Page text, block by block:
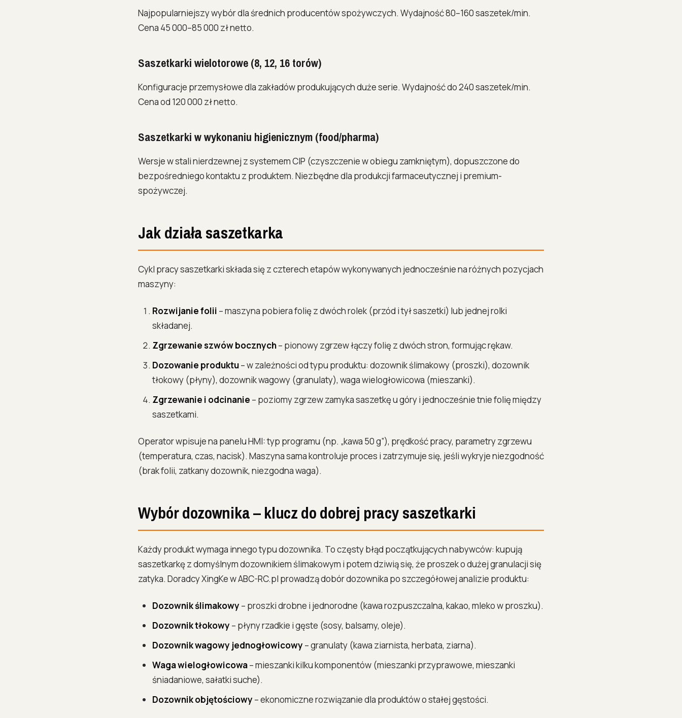
Najpopularniejszy wybór dla średnich producentów spożywczych. Wydajność 80–160 saszetek/min.
Cena 45 000–85 000 zł netto.
Saszetkarki wielotorowe (8, 12, 16 torów)
Konfiguracje przemysłowe dla zakładów produkujących duże serie. Wydajność do 240 saszetek/min.
Cena od 120 000 zł netto.
Saszetkarki w wykonaniu higienicznym (food/pharma)
Wersje w stali nierdzewnej z systemem CIP (czyszczenie w obiegu zamkniętym), dopuszczone do
bezpośredniego kontaktu z produktem. Niezbędne dla produkcji farmaceutycznej i premium-
spożywczej.
Jak działa saszetkarka
Cykl pracy saszetkarki składa się z czterech etapów wykonywanych jednocześnie na różnych pozycjach
maszyny:
Rozwijanie folii – maszyna pobiera folię z dwóch rolek (przód i tył saszetki) lub jednej rolki
składanej.
Zgrzewanie szwów bocznych– pionowy zgrzew łączy folię z dwóch stron, formując rękaw.
Dozowanie produktu– w zależności od typu produktu: dozownik ślimakowy (proszki), dozownik
tłokowy (płyny), dozownik wagowy (granulaty), waga wielogłowicowa (mieszanki).
Zgrzewanie i odcinanie – poziomy zgrzew zamyka saszetkę u góry i jednocześnie tnie folię między
saszetkami.
Operator wpisuje na panelu HMI: typ programu (np. „kawa 50 g”), prędkość pracy, parametry zgrzewu
(temperatura, czas, nacisk). Maszyna sama kontroluje proces i zatrzymuje się, jeśli wykryje niezgodność
(brak folii, zatkany dozownik, niezgodna waga).
Wybór dozownika – klucz do dobrej pracy saszetkarki
Każdy produkt wymaga innego typu dozownika. To częsty błąd początkujących nabywców: kupują
saszetkarkę z domyślnym dozownikiem ślimakowym i potem dziwią się, że proszek o dużej granulacji się
zatyka. Doradcy XingKe w ABC-RC.pl prowadzą dobór dozownika po szczegółowej analizie produktu:
Dozownik ślimakowy – proszki drobne i jednorodne (kawa rozpuszczalna, kakao, mleko w proszku).
Dozownik tłokowy – płyny rzadkie i gęste (sosy, balsamy, oleje).
Dozownik wagowy jednogłowicowy – granulaty (kawa ziarnista, herbata, ziarna).
Waga wielogłowicowa– mieszanki kilku komponentów (mieszanki przyprawowe, mieszanki
śniadaniowe, sałatki suche).
Dozownik objętościowy – ekonomiczne rozwiązanie dla produktów o stałej gęstości.